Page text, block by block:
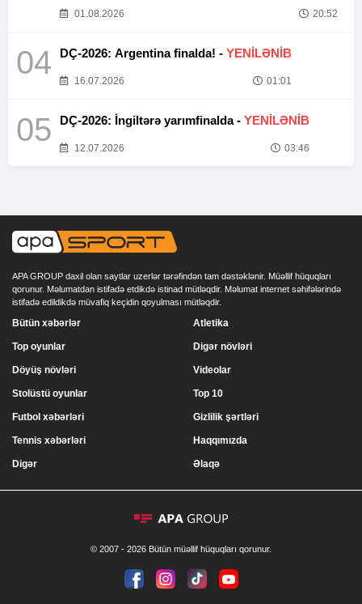
01.08.2026 20:52
04 DÇ-2026: Argentina finalda! - YENİLƏNİB
16.07.2026 01:01
05 DÇ-2026: İngiltərə yarımfinalda - YENİLƏNİB
12.07.2026 03:46
APA GROUP daxil olan saytlar uzerlər tərəfindən tam dəstəklənir. Müəllif hüquqları
qorunur. Məlumatdan istifadə etdikdə istinad mütləqdir. Məlumat internet səhifələrində
istifadə edildikdə müvafiq keçidin qoyulması mütləqdir.
Bütün xəbərlər
Top oyunlar
Döyüş növləri
Stolüstü oyunlar
Atletika
Digər növləri
Videolar
Top 10
Futbol xəbərləri
Tennis xəbərləri
Digər
Gizlilik şərtləri
Haqqımızda
Əlaqə
© 2007 - 2026 Bütün müəllif hüquqları qorunur.